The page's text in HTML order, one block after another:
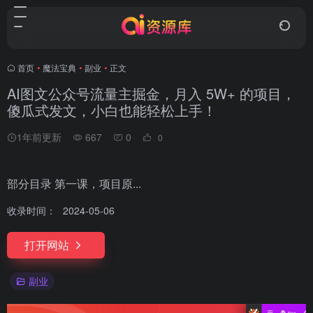
首页 • 魔法宝典 • 副业 • 正文
AI图文公众号流量主掘金，月入 5W+ 的项目，
傻瓜式发文，小白也能轻松上手！
1年前更新 667 0 0
部分目录 第一课，项目原...
收录时间： 2024-05-06
打开网站
副业